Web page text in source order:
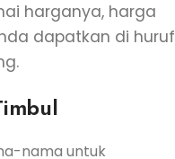
harganya, harga
dapatkan di huruf
nama untuk